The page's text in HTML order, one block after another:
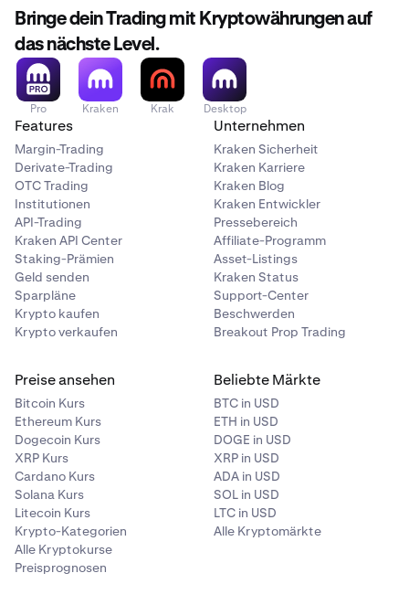
Bringe dein Trading mit Kryptowährungen auf
das nächste Level.
Pro Kraken Krak Desktop
Features
Margin-Trading
Derivate-Trading
OTC Trading
Institutionen
API-Trading
Kraken API Center
Staking-Prämien
Geld senden
Sparpläne
Krypto kaufen
Krypto verkaufen
Unternehmen
Kraken Sicherheit
Kraken Karriere
Kraken Blog
Kraken Entwickler
Pressebereich
Affiliate-Programm
Asset-Listings
Kraken Status
Support-Center
Beschwerden
Breakout Prop Trading
Preise ansehen
Bitcoin Kurs
Ethereum Kurs
Dogecoin Kurs
XRP Kurs
Cardano Kurs
Solana Kurs
Litecoin Kurs
Krypto-Kategorien
Alle Kryptokurse
Preisprognosen
Beliebte Märkte
BTC in USD
ETH in USD
DOGE in USD
XRP in USD
ADA in USD
SOL in USD
LTC in USD
Alle Kryptomärkte